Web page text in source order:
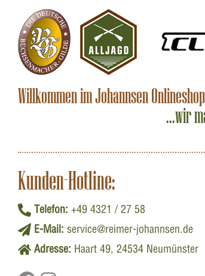
Willkommen im Johannsen
...wir
Kunden-Hotline:
Telefon: +49 4321 / 27 58
E-Mail: service@reimer-johannsen.de
Adresse: Haart 49, 24534 Neumünster